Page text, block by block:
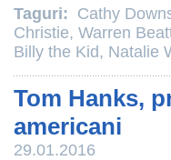
Taguri: Cathy
Christie, Warren
Billy the Kid, Natalie
Tom Hanks,
americani
29.01.2016